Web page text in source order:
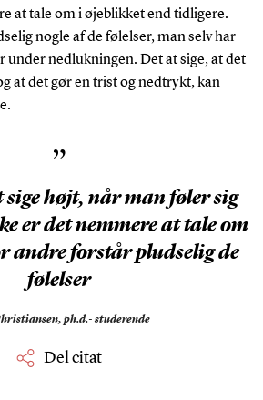
at tale om i øjeblikket end tidligere.
nogle af de følelser, man selv har
under nedlukningen. Det at sige, at det
at det gør en trist og nedtrykt, kan
”
sige højt, når man føler sig
er det nemmere at tale om
andre forstår pludselig de
følelser
ph.d.- studerende
Del citat